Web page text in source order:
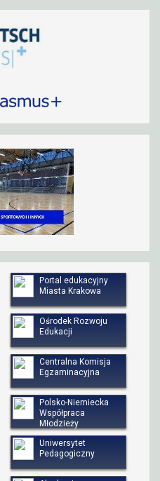
Portal edukacyjny
Miasta Krakowa
Ośrodek Rozwoju
Edukacji
Centralna Komisja
Egzaminacyjna
Polsko-Niemiecka
Współpraca
Młodzieży
Uniwersytet
Pedagogiczny